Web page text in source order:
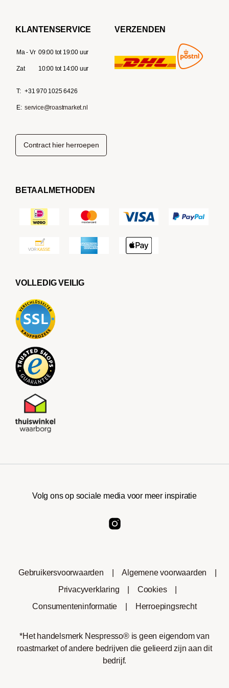
KLANTENSERVICE
Ma - Vr 09:00 tot 19:00 uur
Zat 10:00 tot 14:00 uur
T: +31 970 1025 6426
E: service@roastmarket.nl
VERZENDEN
Contract hier herroepen
BETAALMETHODEN
VOLLEDIG VEILIG
Volg ons op sociale media voor meer inspiratie
Gebruikersvoorwaarden Algemene voorwaarden
Privacyverklaring
Cookies
Consumenteninformatie
Herroepingsrecht
*Het handelsmerk Nespresso® is geen eigendom van
roastmarket of andere bedrijven die gelieerd zijn aan dit
bedrijf.